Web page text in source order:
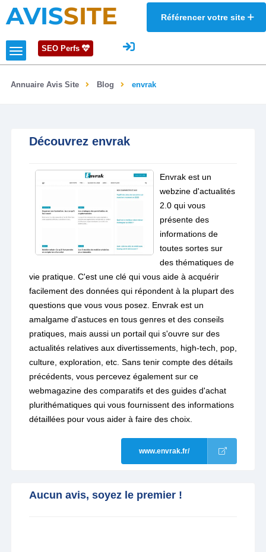
AVISSITE Référencer votre site
SEO Perfs
Annuaire Avis Site Blog envrak
Découvrez envrak
Envrak est un
webzine d'actualités
2.0 qui vous
présente des
informations de
toutes sortes sur
des thématiques de
vie pratique. C'est une clé qui vous aide à acquérir
facilement des données qui répondent à la plupart des
questions que vous vous posez. Envrak est un
amalgame d'astuces en tous genres et des conseils
pratiques, mais aussi un portail qui s'ouvre sur des
actualités relatives aux divertissements, high-tech, pop,
culture, exploration, etc. Sans tenir compte des détails
précédents, vous percevez également sur ce
webmagazine des comparatifs et des guides d'achat
plurithématiques qui vous fournissent des informations
détaillées pour vous aider à faire des choix.
www.envrak.fr/
Aucun avis, soyez le premier !